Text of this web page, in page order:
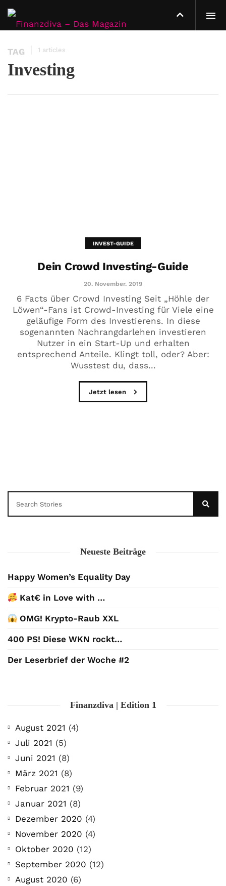
TAG 1 articles
Investing
INVEST-GUIDE
Dein Crowd Investing-Guide
20. November. 2019
6 Facts über Crowd Investing Seit „Höhle der
Löwen“-Fans ist Crowd-Investing für Viele eine
geläufige Form des Investierens. In diese
sogenannten Nachrangdarlehen investieren
Nutzer in ein Start-Up und erhalten
entsprechend Anteile. Klingt toll, oder? Aber:
Wusstest du, dass...
Jetzt lesen
Neueste Beiträge
Happy Women’s Equality Day
Kat€ in Love with …
OMG! Krypto-Raub XXL
400 PS! Diese WKN rockt…
Der Leserbrief der Woche #2
Finanzdiva | Edition 1
August 2021 (4)
Juli 2021 (5)
Juni 2021 (8)
März 2021 (8)
Februar 2021 (9)
Januar 2021 (8)
Dezember 2020 (4)
November 2020 (4)
Oktober 2020 (12)
September 2020 (12)
August 2020 (6)